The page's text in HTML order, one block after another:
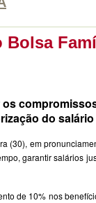
do
(30), em
garantir salários
de 10% nos